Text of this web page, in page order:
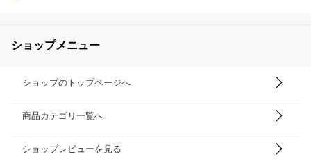
ショップメニュー
ショップのトップページへ
商品カテゴリ一覧へ
ショップレビューを見る